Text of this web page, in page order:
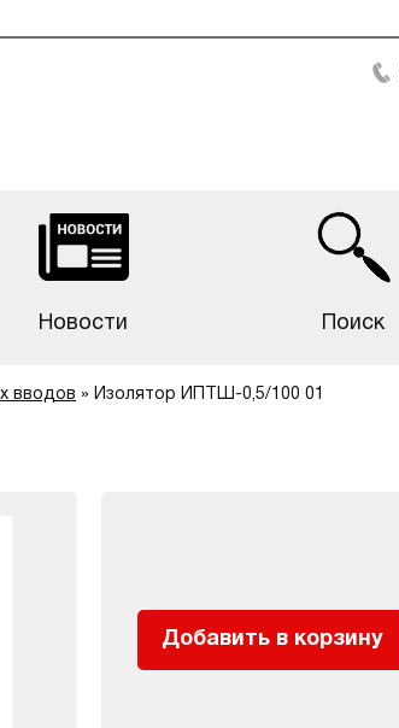
Новости Поиск
вводов » Изолятор ИПТШ-0,5/100 01
Добавить в корзину